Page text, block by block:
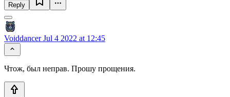
Reply
VoiddancerJul 4 2022 at 12:45
Чтож, был неправ. Прошу прощения.